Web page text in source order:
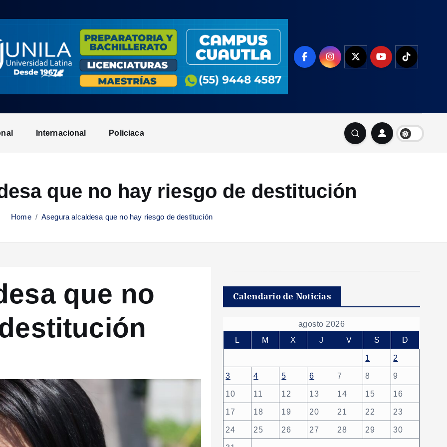
Internacional Policiaca
que no hay riesgo de destitución
Home Asegura alcaldesa que no hay riesgo de destitución
que no
Calendario de Noticias
agosto 2026
L
M X J V S D
1 2
3 4 5 6 7 8 9
10 11 12 13 14 15 16
17 18 19 20 21 22 23
24 25 26 27 28 29 30